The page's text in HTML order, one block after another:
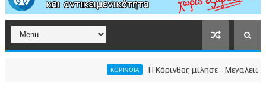
ΚΟΡΙΝΘΙΑ Η Κόρινθος μίλησε - Μεγαλειώδης